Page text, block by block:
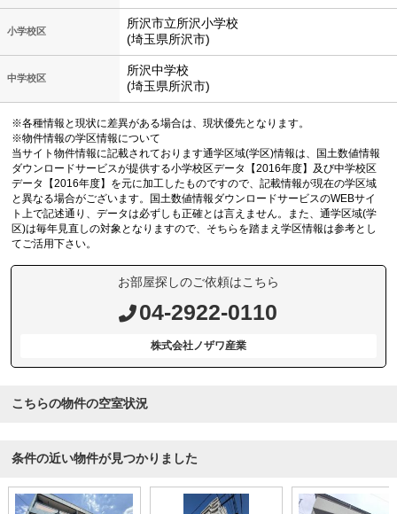
小学校区
所沢市立所沢小学校
(埼玉県所沢市)
中学校区
所沢中学校
(埼玉県所沢市)
※各種情報と現状に差異がある場合は、現状優先となります。
※物件情報の学区情報について
当サイト物件情報に記載されております通学区域(学区)情報は、国土数値情報
ダウンロードサービスが提供する小学校区データ【2016年度】及び中学校区
データ【2016年度】を元に加工したものですので、記載情報が現在の学区域
と異なる場合がございます。国土数値情報ダウンロードサービスのWEBサイ
ト上で記述通り、データは必ずしも正確とは言えません。また、通学区域(学
区)は毎年見直しの対象となりますので、そちらを踏まえ学区情報は参考とし
てご活用下さい。
お部屋探しのご依頼はこちら
04-2922-0110
株式会社ノザワ産業
こちらの物件の空室状況
条件の近い物件が見つかりました